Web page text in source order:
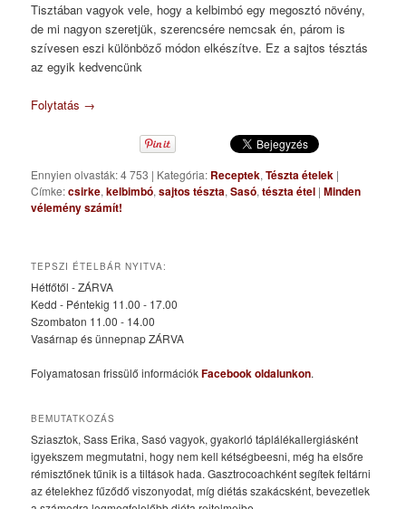
Tisztában vagyok vele, hogy a kelbimbó egy megosztó növény,
de mi nagyon szeretjük, szerencsére nemcsak én, párom is
szívesen eszi különböző módon elkészítve. Ez a sajtos tésztás
az egyik kedvencünk
Folytatás →
Ennyien olvasták: 4 753 | Kategória: Receptek,Tészta ételek |
Címke:csirke,kelbimbó,sajtos tészta,Sasó,tészta étel |Minden
vélemény számít!
TEPSZI ÉTELBÁR NYITVA:
Hétfőtől - ZÁRVA
Kedd - Péntekig 11.00 - 17.00
Szombaton 11.00 - 14.00
Vasárnap és ünnepnap ZÁRVA
Folyamatosan frissülő információkFacebook oldalunkon.
BEMUTATKOZÁS
Sziasztok, Sass Erika, Sasó vagyok, gyakorló táplálékallergiásként
igyekszem megmutatni, hogy nem kell kétségbeesni, még ha elsőre
rémisztőnek tűnik is a tiltások hada. Gasztrocoachként segítek feltárni
az ételekhez fűződő viszonyodat, míg diétás szakácsként, bevezetlek